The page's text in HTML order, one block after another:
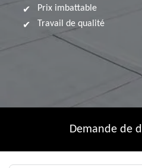
Prix imbattable
Travail de qualité
Demande de